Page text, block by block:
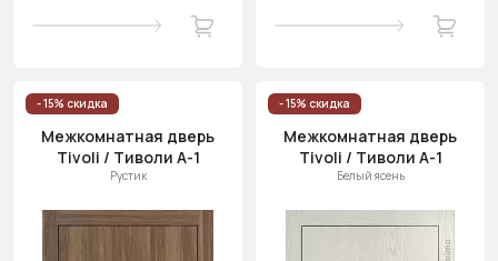
- 15% скидка
Межкомнатная дверь
Tivoli / Тиволи А-1
Рустик
- 15% скидка
Межкомнатная дверь
Tivoli / Тиволи А-1
Белый ясень